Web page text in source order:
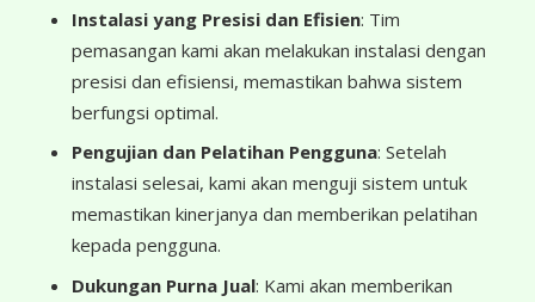
Instalasi yang Presisi dan Efisien: Tim
pemasangan kami akan melakukan instalasi dengan
presisi dan efisiensi, memastikan bahwa sistem
berfungsi optimal.
Pengujian dan Pelatihan Pengguna: Setelah
instalasi selesai, kami akan menguji sistem untuk
memastikan kinerjanya dan memberikan pelatihan
kepada pengguna.
Dukungan Purna Jual: Kami akan memberikan